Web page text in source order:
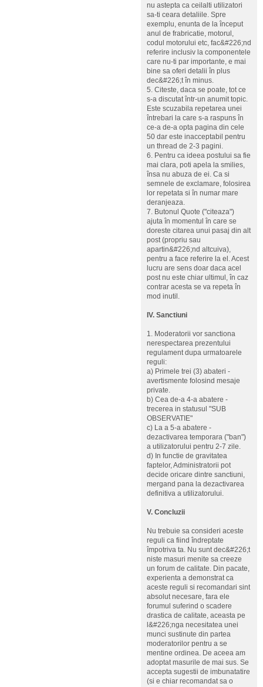
nu astepta ca ceilalti utilizatori
sa-ti ceara detaliile. Spre
exemplu, enunta de la început
anul de frabricatie, motorul,
codul motorului etc, fac&#226;nd
referire inclusiv la componentele
care nu-ti par importante, e mai
bine sa oferi detalii în plus
dec&#226;t în minus.
5. Citeste, daca se poate, tot ce
s-a discutat într-un anumit topic.
Este scuzabila repetarea unei
întrebari la care s-a raspuns în
ce-a de-a opta pagina din cele
50 dar este inacceptabil pentru
un thread de 2-3 pagini.
6. Pentru ca ideea postului sa fie
mai clara, poti apela la smilies,
însa nu abuza de ei. Ca si
semnele de exclamare, folosirea
lor repetata si în numar mare
deranjeaza.
7. Butonul Quote ("citeaza")
ajuta în momentul în care se
doreste citarea unui pasaj din alt
post (propriu sau
apartin&#226;nd altcuiva),
pentru a face referire la el. Acest
lucru are sens doar daca acel
post nu este chiar ultimul, în caz
contrar acesta se va repeta în
mod inutil.
IV. Sanctiuni
1. Moderatorii vor sanctiona
nerespectarea prezentului
regulament dupa urmatoarele
reguli:
a) Primele trei (3) abateri -
avertismente folosind mesaje
private.
b) Cea de-a 4-a abatere -
trecerea in statusul "SUB
OBSERVATIE"
c) La a 5-a abatere -
dezactivarea temporara ("ban")
a utilizatorului pentru 2-7 zile.
d) In functie de gravitatea
faptelor, Administratorii pot
decide oricare dintre sanctiuni,
mergand pana la dezactivarea
definitiva a utilizatorului.
V. Concluzii
Nu trebuie sa consideri aceste
reguli ca fiind îndreptate
împotriva ta. Nu sunt dec&#226;t
niste masuri menite sa creeze
un forum de calitate. Din pacate,
experienta a demonstrat ca
aceste reguli si recomandari sint
absolut necesare, fara ele
forumul suferind o scadere
drastica de calitate, aceasta pe
l&#226;nga necesitatea unei
munci sustinute din partea
moderatorilor pentru a se
mentine ordinea. De aceea am
adoptat masurile de mai sus. Se
accepta sugestii de imbunatatire
(si e chiar recomandat sa o